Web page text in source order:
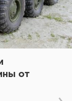
от